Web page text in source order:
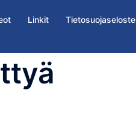
Linkit
Tietosuojaseloste